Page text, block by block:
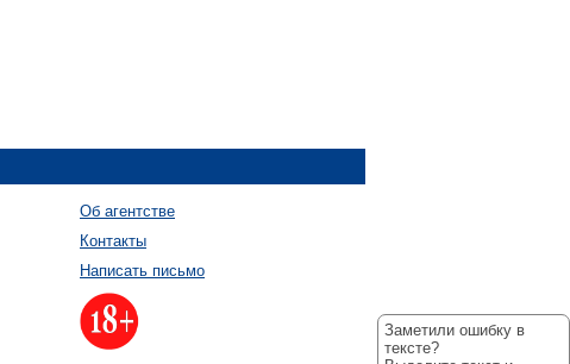
Об агентстве
Контакты
Написать письмо
Заметили ошибку в
тексте?